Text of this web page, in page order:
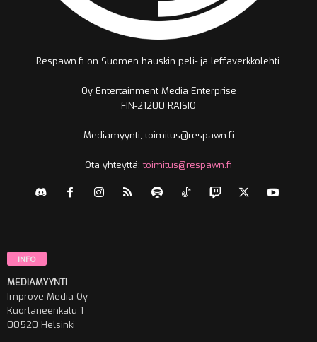
Respawn.fi on Suomen hauskin peli- ja leffaverkkolehti.
Oy Entertainment Media Enterprise
FIN-21200 RAISIO
Mediamyynti, toimitus@respawn.fi
Ota yhteyttä:toimitus@respawn.fi
INFO
MEDIAMYYNTI
Improve Media Oy
Kuortaneenkatu 1
00520 Helsinki